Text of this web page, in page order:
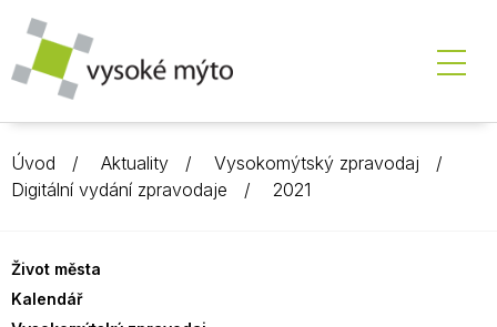
Úvod Aktuality
Vysokomýtský zpravodaj
Digitální vydání zpravodaje
2021
Život města
Kalendář